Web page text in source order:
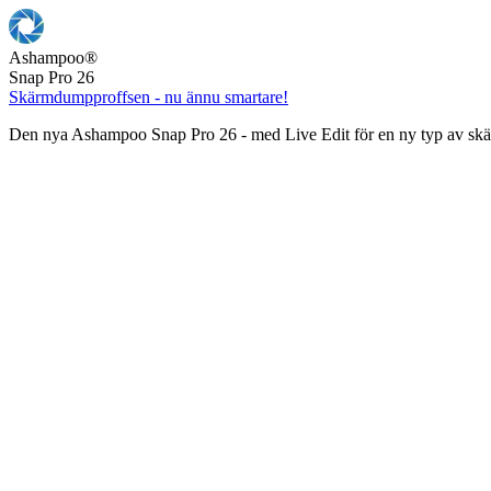
Ashampoo®
Snap Pro 26
Skärmdumpproffsen - nu ännu smartare!
Den nya Ashampoo Snap Pro 26 - med Live Edit för en ny typ av